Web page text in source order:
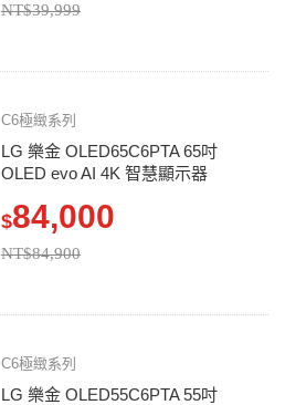
NT$39,999
C6極緻系列
LG 樂金 OLED65C6PTA 65吋
OLED evo AI 4K 智慧顯示器
$84,000
NT$84,900
C6極緻系列
LG 樂金 OLED55C6PTA 55吋